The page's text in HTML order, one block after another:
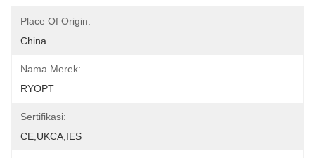
Place Of Origin:
China
Nama Merek:
RYOPT
Sertifikasi:
CE,UKCA,IES